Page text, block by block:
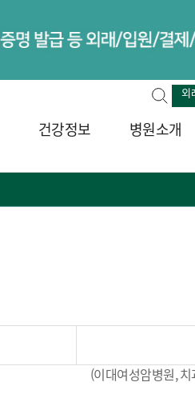
전
검
외
건강정보 병원소개
(이대여성암병원,